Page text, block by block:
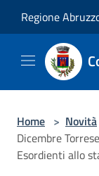
Regione
Home > Novità
Dicembre
Esordienti allo